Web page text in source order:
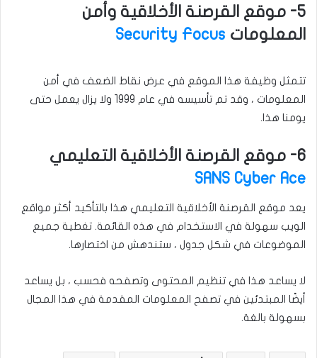
5- موقع القرصنة الأخلاقية وأمن
المعلومات Security Focus
تتمثل وظيفة هذا الموقع في عرض نقاط الضعف في أمن
المعلومات ، وقد تم تأسيسه في عام 1999 ولا يزال يعمل حتى
يومنا هذا.
6- موقع القرصنة الأخلاقية التعليمي
SANS Cyber ​​Ace
يعد موقع القرصنة الأخلاقية التعليمي هذا بالتأكيد أكثر مواقع
الويب سهولة في الاستخدام في هذه القائمة. تغطية جميع
الموضوعات في شكل جدول ، ستندهش من اختصارها.
لا يساعد هذا في تنظيم المحتوى وتصفحه فحسب ، بل يساعد
أيضًا المبتدئين في تصفح المعلومات المقدمة في هذا المجال
بسهولة بالغة.